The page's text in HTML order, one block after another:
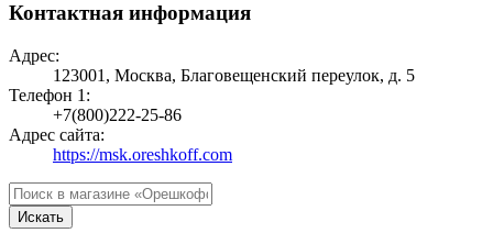
Контактная информация
Адрес:
123001, Москва, Благовещенский переулок, д. 5
Телефон 1:
+7(800)222-25-86
Адрес сайта:
https://msk.oreshkoff.com
Искать